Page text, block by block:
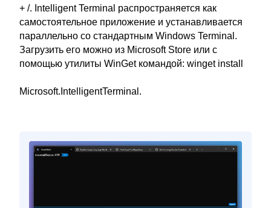
+ /. Intelligent Terminal распространяется как
самостоятельное приложение и устанавливается
параллельно со стандартным Windows Terminal.
Загрузить его можно из Microsoft Store или с
помощью утилиты WinGet командой: winget install
Microsoft.IntelligentTerminal.